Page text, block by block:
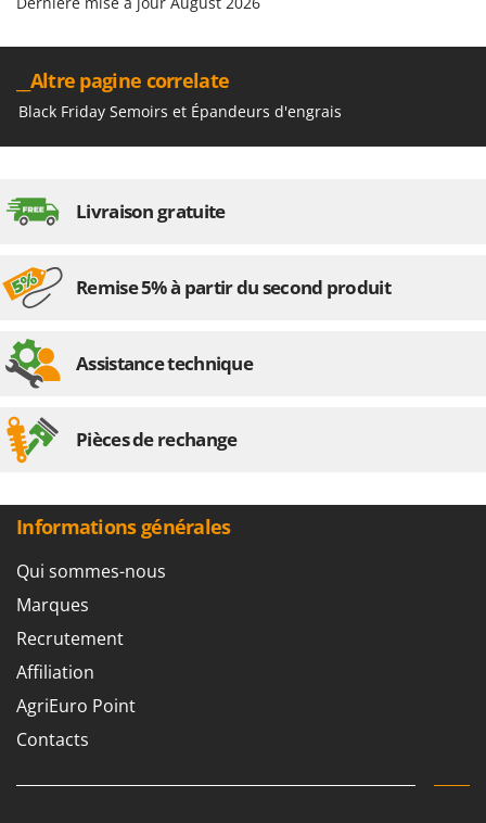
Oriental Koshin
Outdoorchef
P
Palazzetti
Palumbo Pavi
Paterlini
Pramac
R
R.G.V.
Reber
Ribimex
Ripartrak
River Systems
Robomow
Rossofuoco
Ryobi
__Altre pagine correlate
Black Friday Semoirs et Épandeurs d'engrais
Livraison gratuite
Remise 5% à partir du second produit
Assistance technique
Pièces de rechange
Informations générales
Qui sommes-nous
Marques
Recrutement
Affiliation
AgriEuro Point
Contacts